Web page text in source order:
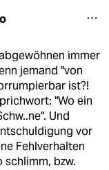
immer
jemand "von
ist?!
"Wo ein
Und
vor
Fehlverhalten
bzw.